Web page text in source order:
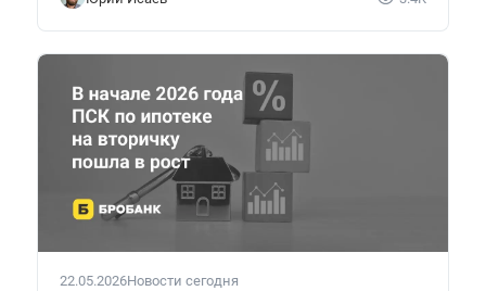
22.05.2026Новости сегодня